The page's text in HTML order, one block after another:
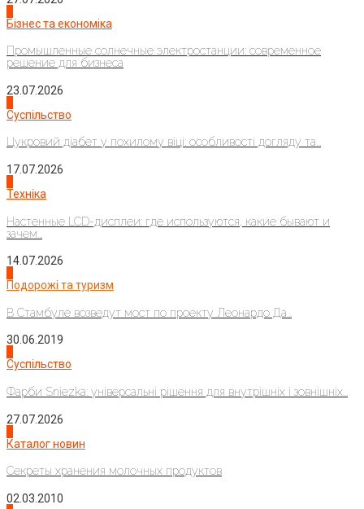
Бізнес та економіка
Промышленные солнечные электростанции: современное
решение для бизнеса
23.07.2026
Суспільство
Цукровий діабет у похилому віці: особливості догляду та...
17.07.2026
Техніка
Настенные LCD-дисплеи: где используются, какие бывают и
зачем...
14.07.2026
Подорожі та туризм
В Стамбуле возведут мост по проекту Леонардо Да...
30.06.2019
Суспільство
Фарби Sniezka: універсальні рішення для внутрішніх і зовнішніх...
27.07.2026
Каталог новин
Секреты хранения молочных продуктов
02.03.2010